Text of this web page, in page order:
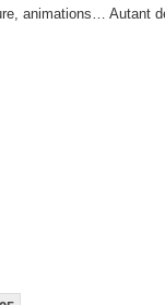
animations… Autant